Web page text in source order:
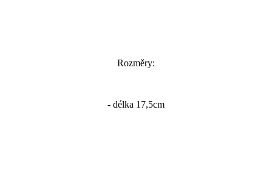
Rozměry:
- délka 17,5cm